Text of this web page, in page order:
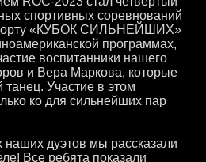
спортивных соревнований
«КУБОК СИЛЬНЕЙШИХ»
программах,
воспитанники нашего
и Вера Маркова, которые
танец. Участие в этом
ко для сильнейших пар
наших дуэтов мы рассказали
Все ребята показали